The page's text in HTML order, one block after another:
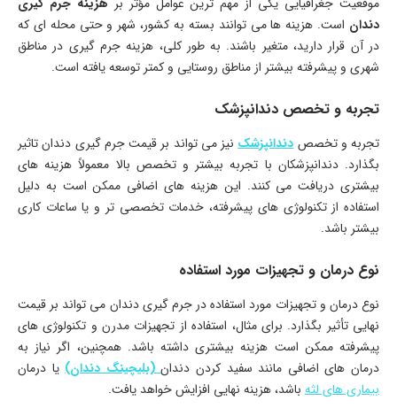
موقعیت جغرافیایی یکی از مهم ترین عوامل مؤثر بر هزینه جرم گیری
دندان است. هزینه ها می توانند بسته به کشور، شهر و حتی محله ای که
در آن قرار دارید، متغیر باشند. به طور کلی، هزینه جرم گیری در مناطق
شهری و پیشرفته بیشتر از مناطق روستایی و کمتر توسعه یافته است.
تجربه و تخصص دندانپزشک
تجربه و تخصصدندانپزشکنیز می تواند بر قیمت جرم گیری دندان تاثیر
بگذارد. دندانپزشکان با تجربه بیشتر و تخصص بالا معمولاً هزینه های
بیشتری دریافت می کنند. این هزینه های اضافی ممکن است به دلیل
استفاده از تکنولوژی های پیشرفته، خدمات تخصصی تر و یا ساعات کاری
بیشتر باشد.
نوع درمان و تجهیزات مورد استفاده
نوع درمان و تجهیزات مورد استفاده در جرم گیری دندان می تواند بر قیمت
نهایی تأثیر بگذارد. برای مثال، استفاده از تجهیزات مدرن و تکنولوژی های
پیشرفته ممکن است هزینه بیشتری داشته باشد. همچنین، اگر نیاز به
درمان های اضافی مانند سفید کردن دندان(بلیچینگ دندان)یا درمان
بیماری های لثه باشد، هزینه نهایی افزایش خواهد یافت.